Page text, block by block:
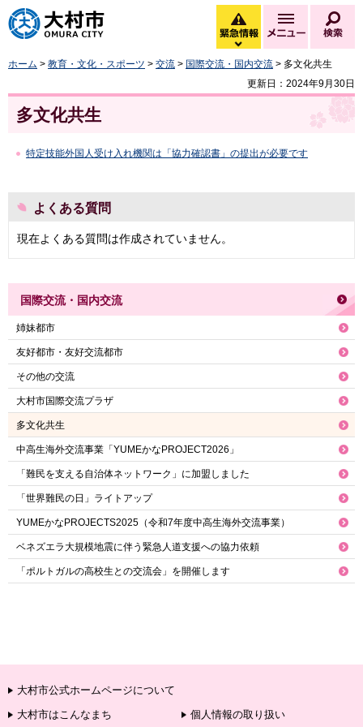
大村市
緊急情報
緊急情報を開く
メニュー
ホーム > 教育・文化・スポーツ > 交流 > 国際交流・国内交流 > 多文化共生
更新日：2024年9月30日
多文化共生
特定技能外国人受け入れ機関は「協力確認書」の提出が必要です
よくある質問
現在よくある質問は作成されていません。
国際交流・国内交流
姉妹都市
友好都市・友好交流都市
その他の交流
大村市国際交流プラザ
多文化共生
中高生海外交流事業「YUMEかなPROJECT2026」
「難民を支える自治体ネットワーク」に加盟しました
「世界難民の日」ライトアップ
YUMEかなPROJECTS2025（令和7年度中高生海外交流事業）
ベネズエラ大規模地震に伴う緊急人道支援への協力依頼
「ポルトガルの高校生との交流会」を開催します
大村市公式ホームページについて
大村市はこんなまち
個人情報の取り扱い